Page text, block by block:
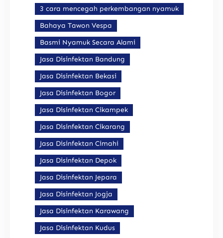
3 cara mencegah perkembangan nyamuk
Bahaya Tawon Vespa
Basmi Nyamuk Secara Alami
Jasa Disinfektan Bandung
Jasa Disinfektan Bekasi
Jasa Disinfektan Bogor
Jasa Disinfektan Cikampek
Jasa Disinfektan Cikarang
Jasa Disinfektan Cimahi
Jasa Disinfektan Depok
Jasa Disinfektan Jepara
Jasa Disinfektan Jogja
Jasa Disinfektan Karawang
Jasa Disinfektan Kudus